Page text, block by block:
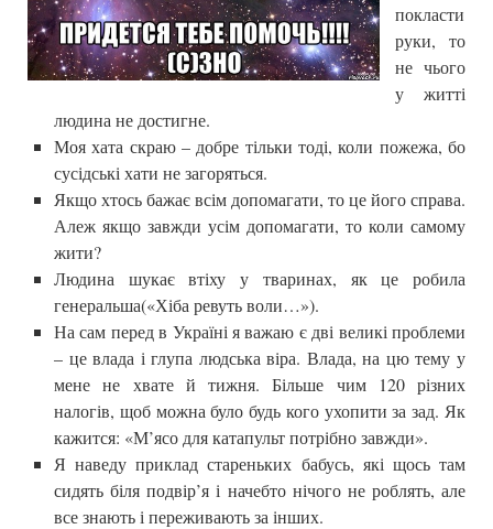
покласти
руки, то
не чього
у житті
людина не достигне.
Моя хата скраю – добре тільки тоді, коли пожежа, бо
сусідські хати не загоряться.
Якщо хтось бажає всім допомагати, то це його справа.
Алеж якщо завжди усім допомагати, то коли самому
жити?
Людина шукає втіху у тваринах, як це робила
генеральша(«Хіба ревуть воли…»).
На сам перед в Україні я важаю є дві великі проблеми
– це влада і глупа людська віра. Влада, на цю тему у
мене не хвате й тижня. Більше чим 120 різних
налогів, щоб можна було будь кого ухопити за зад. Як
кажится: «М’ясо для катапульт потрібно завжди».
Я наведу приклад стареньких бабусь, які щось там
сидять біля подвір’я і начебто нічого не роблять, але
все знають і переживають за інших.